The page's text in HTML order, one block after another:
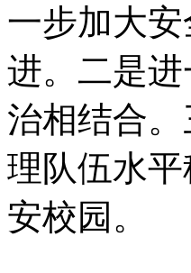
一步加大
进。二是
治相结合
理队伍水
安校园。